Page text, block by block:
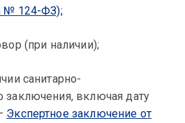
№ 124-ФЗ);
(при наличии);
санитарно-
заключения, включая дату
Экспертное заключение от